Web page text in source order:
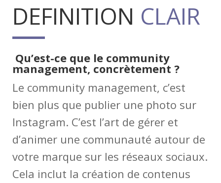
DEFINITION CLAIR
Qu’est-ce que le community
management, concrètement ?
Le community management, c’est
bien plus que publier une photo sur
Instagram. C’est l’art de gérer et
d’animer une communauté autour de
votre marque sur les réseaux sociaux.
Cela inclut la création de contenus